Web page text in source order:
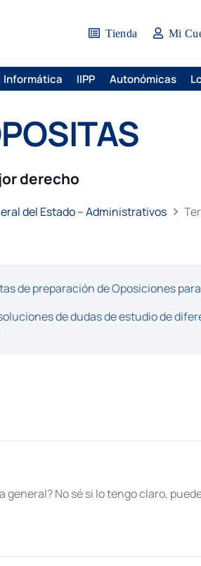
Tienda Mi
Informática IIPP Autonómicas
derecho
del Estado – Administrativos
de preparación de Oposiciones
de dudas de estudio de
No sé si lo tengo claro,